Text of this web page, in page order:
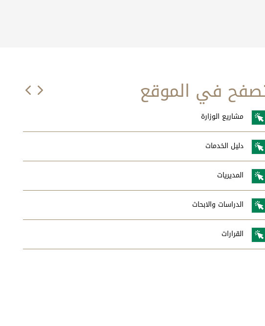
في الموقع
مشاريع الوزارة
دليل الخدمات
المديريات
الدراسات والابحاث
القرارات